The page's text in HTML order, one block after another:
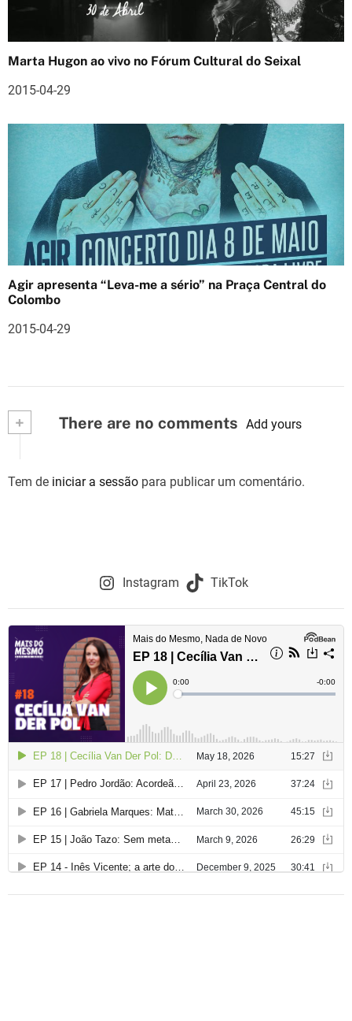
o
s
Marta Hugon ao vivo no Fórum Cultural do Seixal
2015-04-29
Agir apresenta “Leva-me a sério” na Praça Central do
Colombo
2015-04-29
+ There are no comments Add yours
Tem de iniciar a sessão para publicar um comentário.
Instagram TikTok